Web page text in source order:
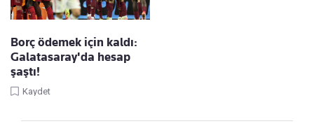
Borç ödemek için kaldı:
Galatasaray'da hesap
şaştı!
Kaydet